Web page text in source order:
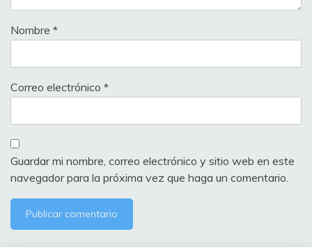
Nombre *
Correo electrónico *
Guardar mi nombre, correo electrónico y sitio web en este
navegador para la próxima vez que haga un comentario.